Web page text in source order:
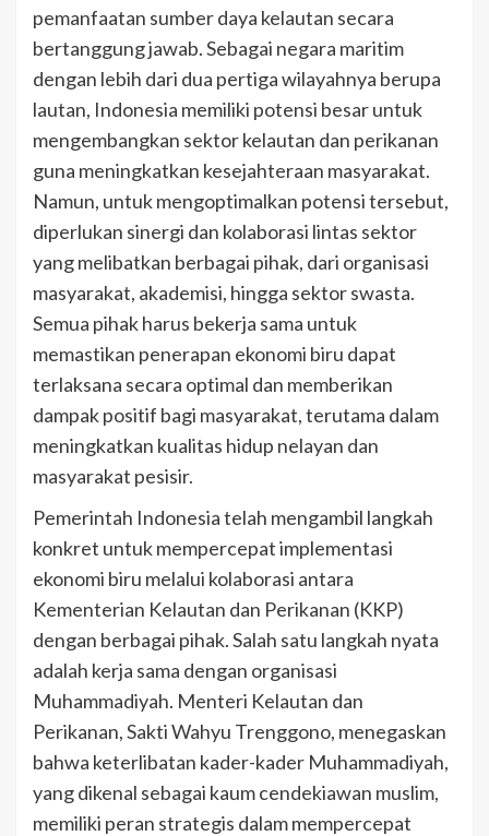
pemanfaatan sumber daya kelautan secara
bertanggung jawab. Sebagai negara maritim
dengan lebih dari dua pertiga wilayahnya berupa
lautan, Indonesia memiliki potensi besar untuk
mengembangkan sektor kelautan dan perikanan
guna meningkatkan kesejahteraan masyarakat.
Namun, untuk mengoptimalkan potensi tersebut,
diperlukan sinergi dan kolaborasi lintas sektor
yang melibatkan berbagai pihak, dari organisasi
masyarakat, akademisi, hingga sektor swasta.
Semua pihak harus bekerja sama untuk
memastikan penerapan ekonomi biru dapat
terlaksana secara optimal dan memberikan
dampak positif bagi masyarakat, terutama dalam
meningkatkan kualitas hidup nelayan dan
masyarakat pesisir.
Pemerintah Indonesia telah mengambil langkah
konkret untuk mempercepat implementasi
ekonomi biru melalui kolaborasi antara
Kementerian Kelautan dan Perikanan (KKP)
dengan berbagai pihak. Salah satu langkah nyata
adalah kerja sama dengan organisasi
Muhammadiyah. Menteri Kelautan dan
Perikanan, Sakti Wahyu Trenggono, menegaskan
bahwa keterlibatan kader-kader Muhammadiyah,
yang dikenal sebagai kaum cendekiawan muslim,
memiliki peran strategis dalam mempercepat